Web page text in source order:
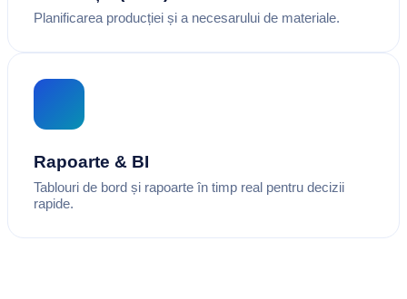
Planificarea producției și a necesarului de materiale.
Rapoarte & BI
Tablouri de bord și rapoarte în timp real pentru decizii
rapide.